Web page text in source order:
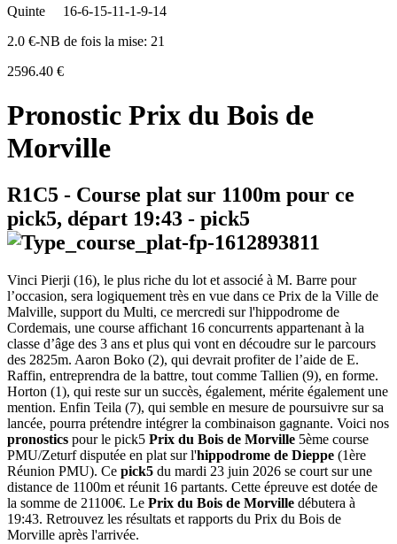
Quinte
16-6-15-11-1-9-14
2.0 €-NB de fois la mise: 21
2596.40 €
Pronostic Prix du Bois de
Morville
R1C5 - Course plat sur 1100m pour ce
pick5, départ 19:43 - pick5
Vinci Pierji (16), le plus riche du lot et associé à M. Barre pour
l’occasion, sera logiquement très en vue dans ce Prix de la Ville de
Malville, support du Multi, ce mercredi sur l'hippodrome de
Cordemais, une course affichant 16 concurrents appartenant à la
classe d’âge des 3 ans et plus qui vont en découdre sur le parcours
des 2825m. Aaron Boko (2), qui devrait profiter de l’aide de E.
Raffin, entreprendra de la battre, tout comme Tallien (9), en forme.
Horton (1), qui reste sur un succès, également, mérite également une
mention. Enfin Teila (7), qui semble en mesure de poursuivre sur sa
lancée, pourra prétendre intégrer la combinaison gagnante. Voici nos
pronostics pour le pick5 Prix du Bois de Morville 5ème course
PMU/Zeturf disputée en plat sur l'hippodrome de Dieppe (1ère
Réunion PMU). Ce pick5 du mardi 23 juin 2026 se court sur une
distance de 1100m et réunit 16 partants. Cette épreuve est dotée de
la somme de 21100€. Le Prix du Bois de Morville débutera à
19:43. Retrouvez les résultats et rapports du Prix du Bois de
Morville après l'arrivée.